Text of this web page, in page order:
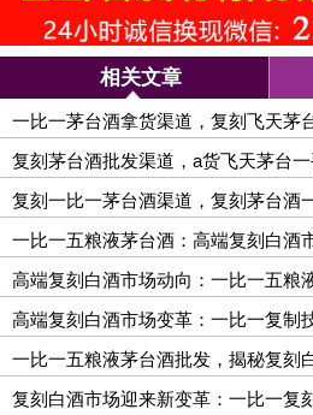
相关文章
一比一茅台酒拿货渠道，复刻飞天茅
复刻茅台酒批发渠道，a货飞天茅台
复刻一比一茅台酒渠道，复刻茅台酒
一比一五粮液茅台酒：高端复刻白酒
高端复刻白酒市场动向：一比一五粮
高端复刻白酒市场变革：一比一复制
一比一五粮液茅台酒批发，揭秘复刻
复刻白酒市场迎来新变革：一比一复